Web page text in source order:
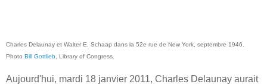
Charles Delaunay et Walter E. Schaap dans la 52e rue de New York, septembre 1946.
Photo Bill Gottlieb , Library of Congress.
Aujourd'hui, mardi 18 janvier 2011, Charles Delaunay aurait